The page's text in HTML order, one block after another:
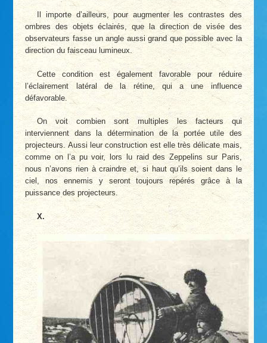
Il importe d’ailleurs, pour augmenter les contrastes des
ombres des objets éclairés, que la direction de visée des
observateurs fasse un angle aussi grand que possible avec la
direction du faisceau lumineux.
Cette condition est également favorable pour réduire
l’éclairement latéral de la rétine, qui a une influence
défavorable.
On voit combien sont multiples les facteurs qui
interviennent dans la détermination de la portée utile des
projecteurs. Aussi leur construction est­ elle très délicate mais,
comme on l’a pu voir, lors lu raid des Zeppelins sur Paris,
nous n’avons rien à craindre et, si haut qu’ils soient dans le
ciel, nos ennemis y seront toujours repérés grâce à la
puissance des projecteurs.
X.